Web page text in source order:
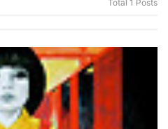
Total 1 Posts